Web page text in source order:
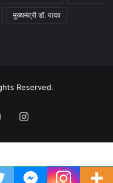
मुख्यमंत्री डॉ. यादव
Reserved.
YouTubeInstagram